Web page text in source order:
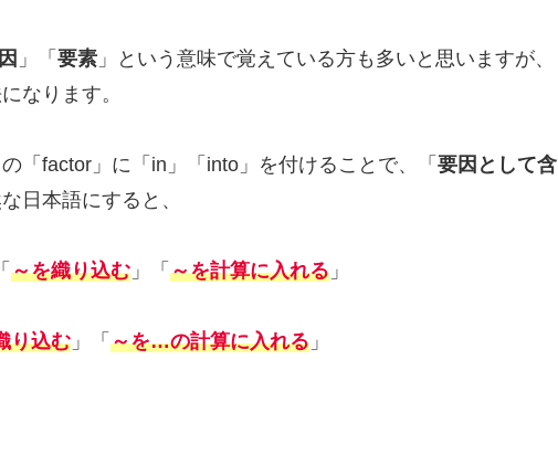
」「 要素 」という意味で覚えている方も多いと思いますが、
なります。
「factor」に「in」「into」を付けることで、「 要因として含
日本語にすると、
～を織り込む 」「 ～を計算に入れる 」
り込む 」「 ～を…の計算に入れる 」